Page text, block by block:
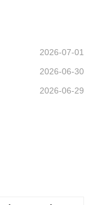
2026-07-01
2026-06-30
2026-06-29